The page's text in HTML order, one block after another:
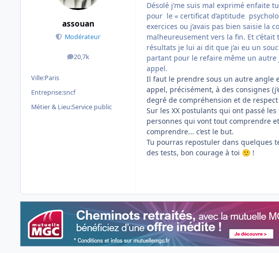
assouan
Modérateur
20,7k
messages
Ville:Paris
Entreprise:sncf
Métier & Lieu:Service public
Désolé j’me suis mal exprimé enfaite
pour le « certificat d’aptitude
exercices ou j’avais pas bien saisie la
malheureusement vers la fin. Et
résultats je lui ai dit que j’ai eu un
partant pour le refaire même un autre
appel.
Il faut le prendre sous un autre angle
appel, précisément, à des consignes
degré de compréhension et de
Sur les XX postulants qui ont passé
personnes qui vont tout comprendre
comprendre... c’est le but.
Tu pourras repostuler dans quelques
des tests, bon courage à toi 🙂 !